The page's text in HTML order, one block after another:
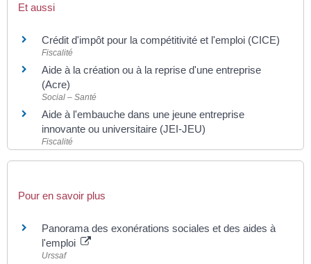
Et aussi
Crédit d'impôt pour la compétitivité et l'emploi (CICE)
Fiscalité
Aide à la création ou à la reprise d'une entreprise
(Acre)
Social – Santé
Aide à l'embauche dans une jeune entreprise
innovante ou universitaire (JEI-JEU)
Fiscalité
Pour en savoir plus
Panorama des exonérations sociales et des aides à
l'emploi
Urssaf